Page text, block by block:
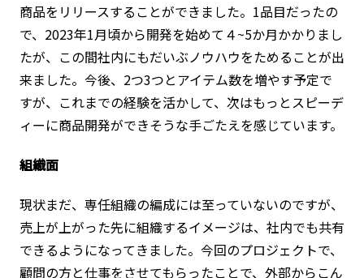
商品をリリースすることができました。1品目だったの
で、2023年1月頃から開発を始めて４~5か月かかりまし
たが、この間社内にもだいぶノウハウをためることが出
来ました。今後、2つ3つとアイテム数を増やす予定で
すが、これまでの経験を活かして、次はもっとスピーデ
ィーに商品開発ができそうな手ごたえを感じています。
組織面
現状まだ、専任組織の編成には至っていないのですが、
売上が上がった先に組織するイメージは、社内でも共有
できるようになってきました。今回のプロジェクトで、
顧問の方と仕事をさせてもらったことで、外部からこん